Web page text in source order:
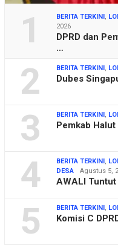
1 BERITA TERKINI,
2026
DPRD dan
…
2 BERITA TERKINI,
Dubes
3 BERITA TERKINI,
Pemkab
4 BERITA TERKINI,
DESA
Agustus 5,
AWALI
5 BERITA TERKINI,
Komisi C